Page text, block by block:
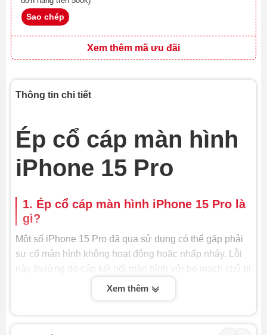
Sao chép
Xem thêm mã ưu đãi
Thông tin chi tiết
Ép cổ cáp màn hình
iPhone 15 Pro
1. Ép cổ cáp màn hình iPhone 15 Pro là
gì?
Một số iPhone 15 Pro đã qua sử dụng có thể gặp phải
sự cố màn hình không hoạt động hoặc nhấp nháy. Lỗi
này thường do cáp kết nối màn hình với bo mạch chủ bị
hỏng. Dịch vụ ép cổ cáp màn hình có thể giải quyết vấn
Ép cổ cáp màn hình iPhone 15 Pro là quy trình kỹ thuật
Xem thêm